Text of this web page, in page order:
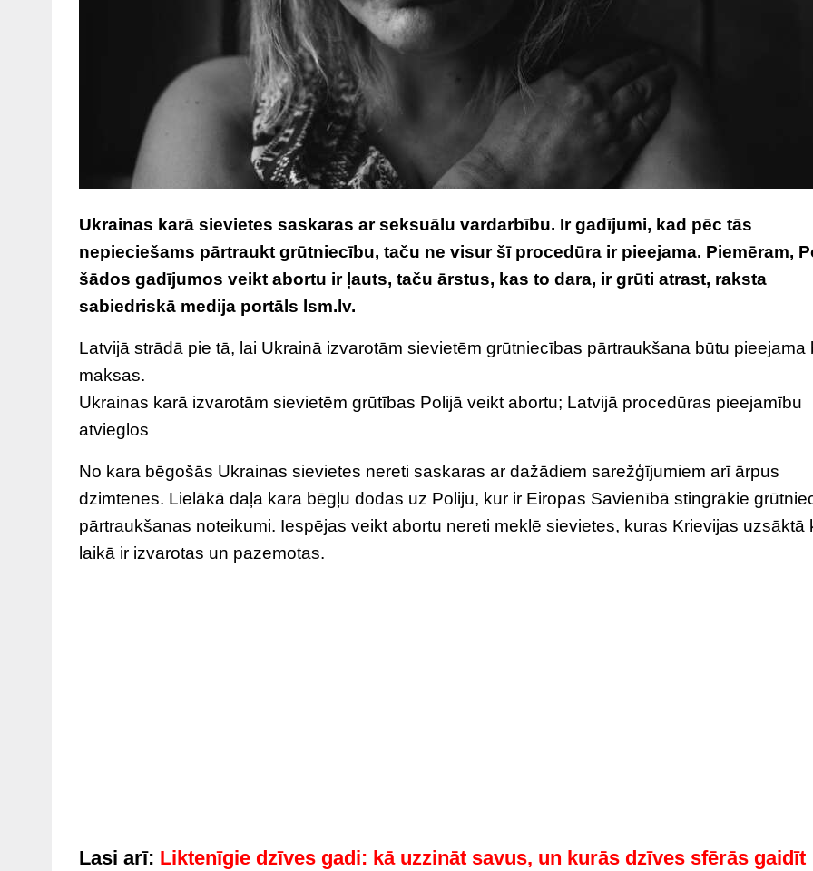
Ukrainas karā sievietes saskaras ar seksuālu vardarbību. Ir gadījumi, kad pēc tās
nepieciešams pārtraukt grūtniecību, taču ne visur šī procedūra ir pieejama. Piemēram,
šādos gadījumos veikt abortu ir ļauts, taču ārstus, kas to dara, ir grūti atrast, raksta
sabiedriskā medija portāls lsm.lv.
Latvijā strādā pie tā, lai Ukrainā izvarotām sievietēm grūtniecības pārtraukšana būtu pieejama
maksas.
Ukrainas karā izvarotām sievietēm grūtības Polijā veikt abortu; Latvijā procedūras pieejamību
atvieglos
No kara bēgošās Ukrainas sievietes nereti saskaras ar dažādiem sarežģījumiem arī ārpus
dzimtenes. Lielākā daļa kara bēgļu dodas uz Poliju, kur ir Eiropas Savienībā stingrākie
pārtraukšanas noteikumi. Iespējas veikt abortu nereti meklē sievietes, kuras Krievijas uzsāktā
laikā ir izvarotas un pazemotas.
Lasi arī: Liktenīgie dzīves gadi: kā uzzināt savus, un kurās dzīves sfērās gaidīt